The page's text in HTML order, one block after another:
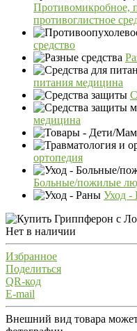
Противомикробное,
противоглистное
средство
питания медицина
медицина
ортопедия
Больные/пожилые
Уход -
Нет в наличии
Избранное
Поделиться
QR-код
E-mail
Внешний вид товара